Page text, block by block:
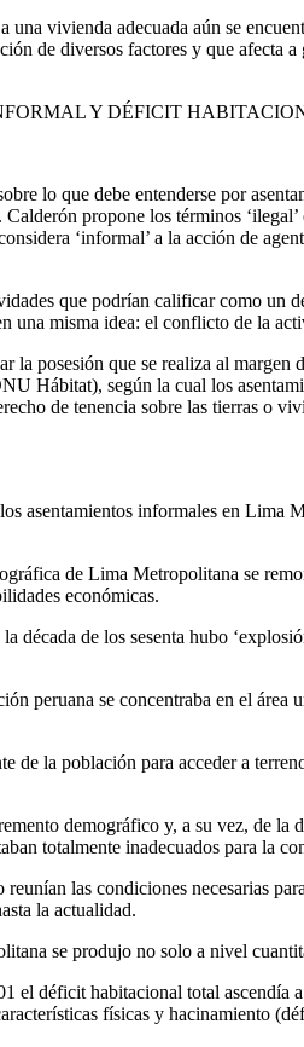
una vivienda adecuada aún se
de diversos factores y que afecta
Y DÉFICIT
lo que debe entenderse por
Calderón propone los términos
‘informal’ a la acción de
que podrían calificar como un
una misma idea: el conflicto de la
la posesión que se realiza al
Hábitat), según la cual los
de tenencia sobre las tierras
asentamientos informales en Lima
de Lima Metropolitana se
económicas.
de los sesenta hubo
peruana se concentraba en el
de la población para acceder a
demográfico y, a su vez, de la
totalmente inadecuados para la
las condiciones necesarias
la actualidad.
se produjo no solo a nivel
el déficit habitacional total ascendía
físicas y hacinamiento